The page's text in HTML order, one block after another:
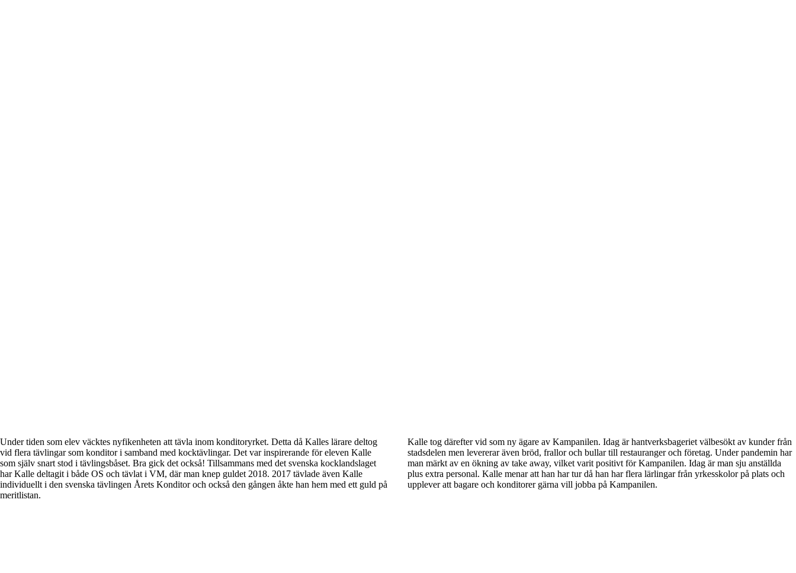
Under tiden som elev väcktes nyfikenheten att tävla inom konditoryrket. Detta då Kalles lärare deltog
vid flera tävlingar som konditor i samband med kocktävlingar. Det var inspirerande för eleven Kalle
som själv snart stod i tävlingsbåset. Bra gick det också! Tillsammans med det svenska kocklandslaget
har Kalle deltagit i både OS och tävlat i VM, där man knep guldet 2018. 2017 tävlade även Kalle
individuellt i den svenska tävlingen Årets Konditor och också den gången åkte han hem med ett guld på
meritlistan.
Kalle tog därefter vid som ny ägare av Kampanilen. Idag är hantverksbageriet välbesökt av kunder från
stadsdelen men levererar även bröd, frallor och bullar till restauranger och företag. Under pandemin har
man märkt av en ökning av take away, vilket varit positivt för Kampanilen. Idag är man sju anställda
plus extra personal. Kalle menar att han har tur då han har flera lärlingar från yrkesskolor på plats och
upplever att bagare och konditorer gärna vill jobba på Kampanilen.